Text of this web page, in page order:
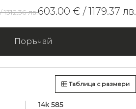
/1312.36 лв.603.00 € /1179.37 лв.
Поръчай
Таблица с размери
14к 585